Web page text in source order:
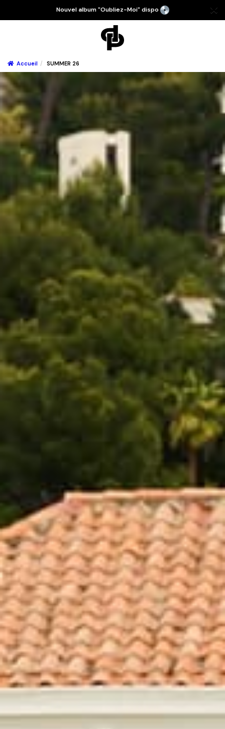
Nouvel album "Oubliez-Moi" dispo
Accueil SUMMER 26